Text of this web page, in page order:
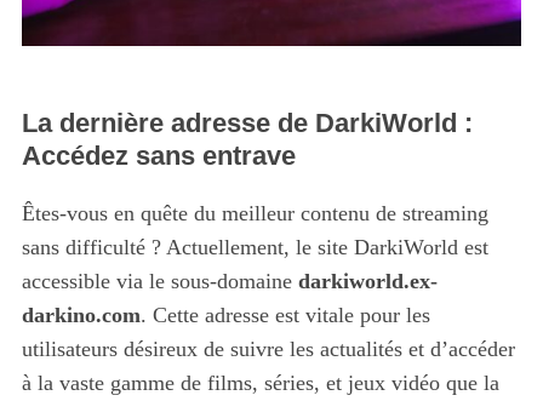
La dernière adresse de DarkiWorld :
Accédez sans entrave
Êtes-vous en quête du meilleur contenu de streaming
sans difficulté ? Actuellement, le site DarkiWorld est
accessible via le sous-domaine darkiworld.ex-
darkino.com. Cette adresse est vitale pour les
utilisateurs désireux de suivre les actualités et d’accéder
à la vaste gamme de films, séries, et jeux vidéo que la